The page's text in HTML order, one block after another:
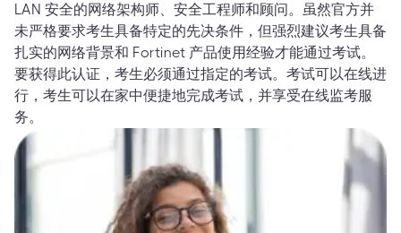
LAN 安全的网络架构师、安全工程师和顾问。虽然官方并
未严格要求考生具备特定的先决条件，但强烈建议考生具备
扎实的网络背景和 Fortinet 产品使用经验才能通过考试。
要获得此认证，考生必须通过指定的考试。考试可以在线进
行，考生可以在家中便捷地完成考试，并享受在线监考服
务。